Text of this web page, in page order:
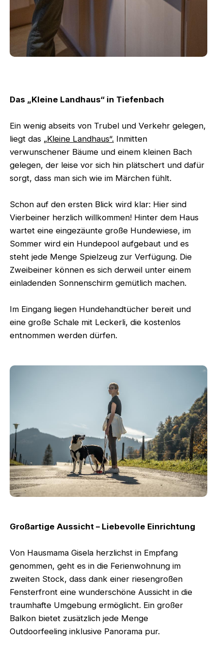
Das „Kleine Landhaus“ in Tiefenbach
Ein wenig abseits von Trubel und Verkehr gelegen,
liegt das „Kleine Landhaus“. Inmitten
verwunschener Bäume und einem kleinen Bach
gelegen, der leise vor sich hin plätschert und dafür
sorgt, dass man sich wie im Märchen fühlt.
Schon auf den ersten Blick wird klar: Hier sind
Vierbeiner herzlich willkommen! Hinter dem Haus
wartet eine eingezäunte große Hundewiese, im
Sommer wird ein Hundepool aufgebaut und es
steht jede Menge Spielzeug zur Verfügung. Die
Zweibeiner können es sich derweil unter einem
einladenden Sonnenschirm gemütlich machen.
Im Eingang liegen Hundehandtücher bereit und
eine große Schale mit Leckerli, die kostenlos
entnommen werden dürfen.
Großartige Aussicht – Liebevolle Einrichtung
Von Hausmama Gisela herzlichst in Empfang
genommen, geht es in die Ferienwohnung im
zweiten Stock, dass dank einer riesengroßen
Fensterfront eine wunderschöne Aussicht in die
traumhafte Umgebung ermöglicht. Ein großer
Balkon bietet zusätzlich jede Menge
Outdoorfeeling inklusive Panorama pur.